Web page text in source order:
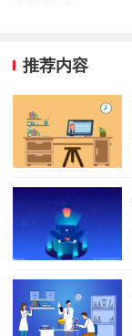
推荐内容